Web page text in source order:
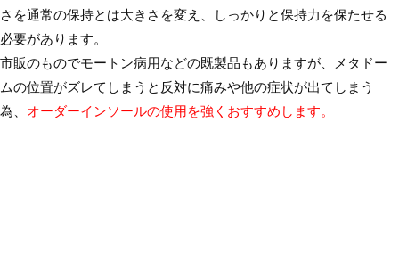
さを通常の保持とは大きさを変え、しっかりと保持力を保たせる
必要があります。
市販のものでモートン病用などの既製品もありますが、メタドー
ムの位置がズレてしまうと反対に痛みや他の症状が出てしまう
為、 オーダーインソールの使用を強くおすすめします。